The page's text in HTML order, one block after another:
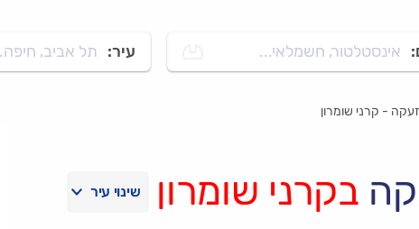
אינסטלטור, חשמלאי... עיר: תל אביב,
- קרני שומרון
בקרני שומרון